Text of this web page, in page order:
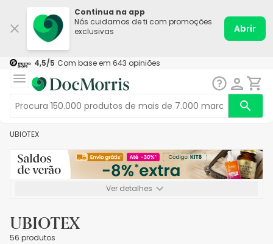
Continua na app
Nós cuidamos de ti com promoções
exclusivas
Abrir
4,5/5 Com base em 643 opiniões
UBIOTEX
Ver detalhes
UBIOTEX
56 produtos